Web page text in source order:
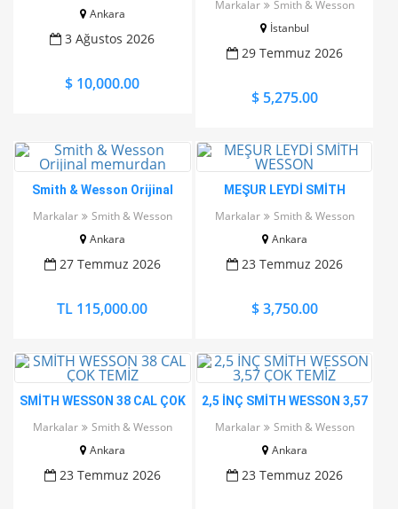
Ankara
3 Ağustos 2026
$ 10,000.00
Markalar
Smith & Wesson
İstanbul
29 Temmuz 2026
$ 5,275.00
Smith & Wesson Orijinal
Markalar
Smith & Wesson
Ankara
27 Temmuz 2026
TL 115,000.00
MEŞUR LEYDİ SMİTH
Markalar
Smith & Wesson
Ankara
23 Temmuz 2026
$ 3,750.00
SMİTH WESSON 38 CAL ÇOK
Markalar
Smith & Wesson
Ankara
23 Temmuz 2026
2,5 İNÇ SMİTH WESSON 3,57
Markalar
Smith & Wesson
Ankara
23 Temmuz 2026